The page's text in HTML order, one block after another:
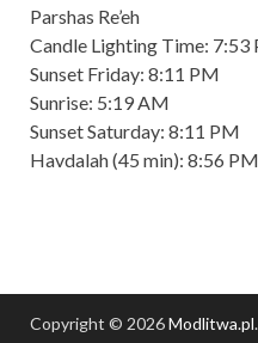
Parshas Re’eh
Candle Lighting Time: 7:53
Sunset Friday: 8:11 PM
Sunrise: 5:19 AM
Sunset Saturday: 8:11 PM
Havdalah(45 min): 8:56 PM
Copyright © 2026Modlitwa.pl.